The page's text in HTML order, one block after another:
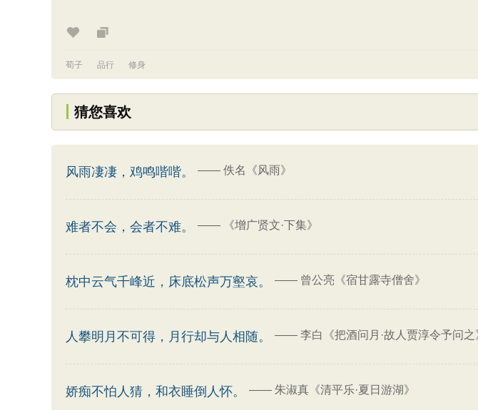
荀子 品行 修身
猜您喜欢
风雨凄凄，鸡鸣喈喈。 —— 佚名《风雨》
难者不会，会者不难。 —— 《增广贤文·下集》
枕中云气千峰近，床底松声万壑哀。 —— 曾公亮《宿甘露寺僧舍》
人攀明月不可得，月行却与人相随。 —— 李白《把酒问月·故人贾淳令予问之
娇痴不怕人猜，和衣睡倒人怀。 —— 朱淑真《清平乐·夏日游湖》